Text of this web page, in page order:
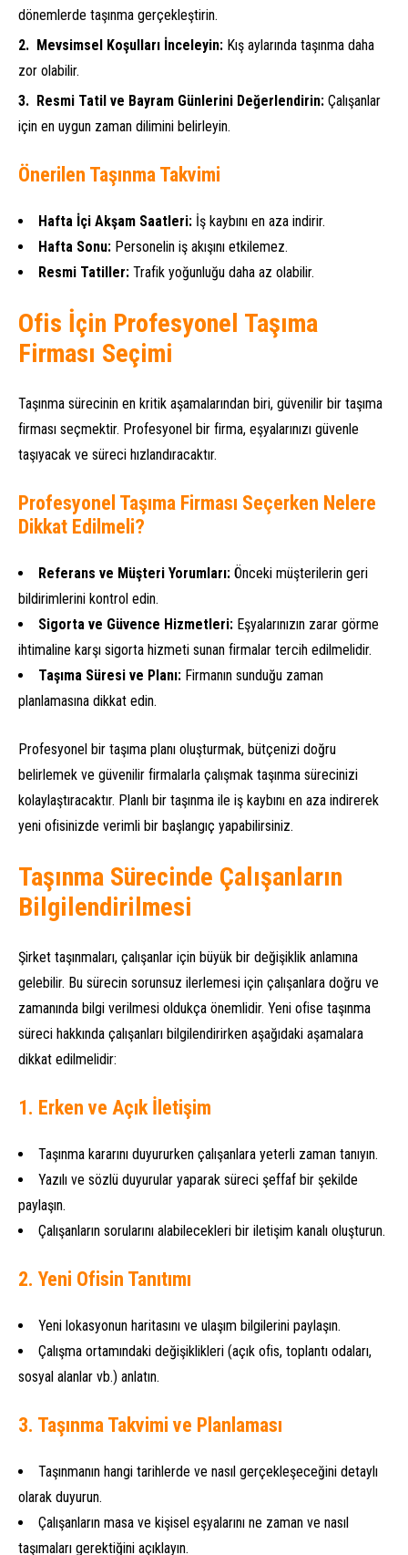
dönemlerde taşınma gerçekleştirin.
Mevsimsel Koşulları İnceleyin: Kış aylarında taşınma daha
zor olabilir.
Resmi Tatil ve Bayram Günlerini Değerlendirin: Çalışanlar
için en uygun zaman dilimini belirleyin.
Önerilen Taşınma Takvimi
Hafta İçi Akşam Saatleri: İş kaybını en aza indirir.
Hafta Sonu: Personelin iş akışını etkilemez.
Resmi Tatiller: Trafik yoğunluğu daha az olabilir.
Ofis İçin Profesyonel Taşıma
Firması Seçimi
Taşınma sürecinin en kritik aşamalarından biri, güvenilir bir taşıma
firması seçmektir. Profesyonel bir firma, eşyalarınızı güvenle
taşıyacak ve süreci hızlandıracaktır.
Profesyonel Taşıma Firması Seçerken Nelere
Dikkat Edilmeli?
Referans ve Müşteri Yorumları: Önceki müşterilerin geri
bildirimlerini kontrol edin.
Sigorta ve Güvence Hizmetleri: Eşyalarınızın zarar görme
ihtimaline karşı sigorta hizmeti sunan firmalar tercih edilmelidir.
Taşıma Süresi ve Planı: Firmanın sunduğu zaman
planlamasına dikkat edin.
Profesyonel bir taşıma planı oluşturmak, bütçenizi doğru
belirlemek ve güvenilir firmalarla çalışmak taşınma sürecinizi
kolaylaştıracaktır. Planlı bir taşınma ile iş kaybını en aza indirerek
yeni ofisinizde verimli bir başlangıç yapabilirsiniz.
Taşınma Sürecinde Çalışanların
Bilgilendirilmesi
Şirket taşınmaları, çalışanlar için büyük bir değişiklik anlamına
gelebilir. Bu sürecin sorunsuz ilerlemesi için çalışanlara doğru ve
zamanında bilgi verilmesi oldukça önemlidir. Yeni ofise taşınma
süreci hakkında çalışanları bilgilendirirken aşağıdaki aşamalara
dikkat edilmelidir:
1. Erken ve Açık İletişim
Taşınma kararını duyururken çalışanlara yeterli zaman tanıyın.
Yazılı ve sözlü duyurular yaparak süreci şeffaf bir şekilde
paylaşın.
Çalışanların sorularını alabilecekleri bir iletişim kanalı oluşturun.
2. Yeni Ofisin Tanıtımı
Yeni lokasyonun haritasını ve ulaşım bilgilerini paylaşın.
Çalışma ortamındaki değişiklikleri (açık ofis, toplantı odaları,
sosyal alanlar vb.) anlatın.
3. Taşınma Takvimi ve Planlaması
Taşınmanın hangi tarihlerde ve nasıl gerçekleşeceğini detaylı
olarak duyurun.
Çalışanların masa ve kişisel eşyalarını ne zaman ve nasıl
taşımaları gerektiğini açıklayın.